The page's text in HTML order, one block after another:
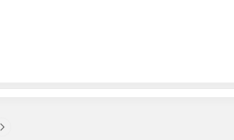
테일 라이센스는 마이크로소프트 스토어나 공인
데이트를 받을 수 있어 일반 소비자에게 추천됩니
.OEM 라이센스는 하드웨어 ..